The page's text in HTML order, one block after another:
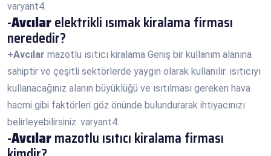
varyant4.
-Avcılarelektrikli ısımak kiralama firması
nerededir?
+Avcılar mazotlu ısıtıcı kiralama Geniş bir kullanım alanına
sahiptir ve çeşitli sektörlerde yaygın olarak kullanılır. ısıtıcıyı
kullanacağınız alanın büyüklüğü ve ısıtılması gereken hava
hacmi gibi faktörleri göz önünde bulundurarak ihtiyacınızı
belirleyebilirsiniz. varyant4.
-Avcılarmazotlu ısıtıcı kiralama firması